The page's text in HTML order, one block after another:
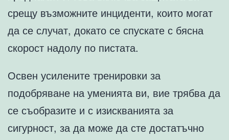
срещу възможните инциденти, които могат
да се случат, докато се спускате с бясна
скорост надолу по пистата.
Освен усилените тренировки за
подобряване на уменията ви, вие трябва да
се съобразите и с изискванията за
сигурност, за да може да сте достатъчно